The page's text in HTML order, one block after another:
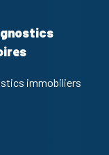
immobiliers